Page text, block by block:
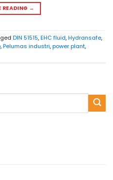
READING →
DIN 51515,EHC fluid,Hydransafe,
,Pelumas industri,power plant,